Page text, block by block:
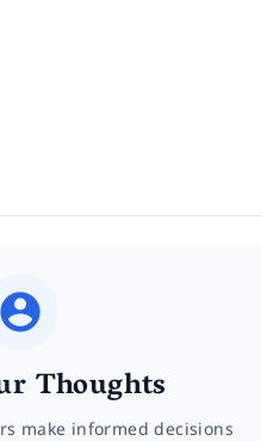
Thoughts
make informed decisions